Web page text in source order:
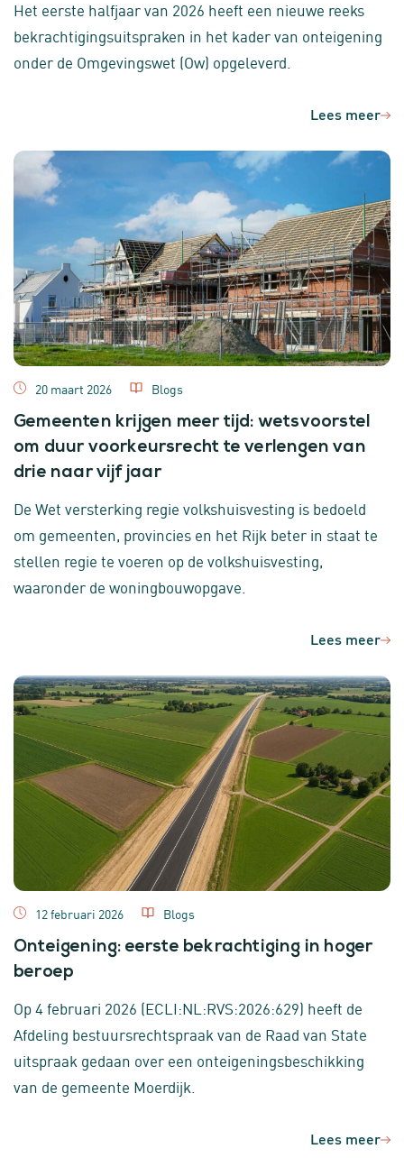
Het eerste halfjaar van 2026 heeft een nieuwe reeks
bekrachtigingsuitspraken in het kader van onteigening
onder de Omgevingswet (Ow) opgeleverd.
Lees meer
20 maart 2026
Blogs
Gemeenten krijgen meer tijd: wetsvoorstel
om duur voorkeursrecht te verlengen van
drie naar vijf jaar
De Wet versterking regie volkshuisvesting is bedoeld
om gemeenten, provincies en het Rijk beter in staat te
stellen regie te voeren op de volkshuisvesting,
waaronder de woningbouwopgave.
Lees meer
12 februari 2026
Blogs
Onteigening: eerste bekrachtiging in hoger
beroep
Op 4 februari 2026 (ECLI:NL:RVS:2026:629) heeft de
Afdeling bestuursrechtspraak van de Raad van State
uitspraak gedaan over een onteigeningsbeschikking
van de gemeente Moerdijk.
Lees meer